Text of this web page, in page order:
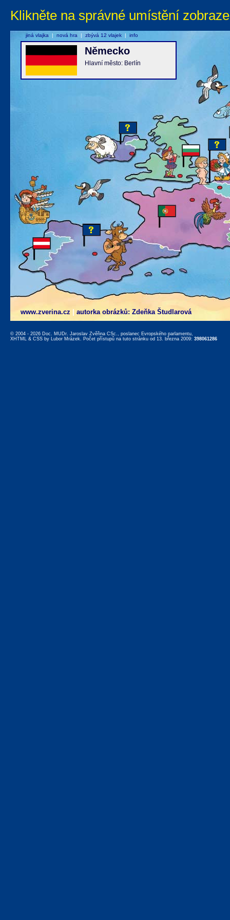
Klikněte na správné umístění
www.zverina.cz autorka obrázků: Zdeňka Študlarová
Německo
Hlavní město: Berlín
jiná vlajka | nová hra | zbývá 12 vlajek | info
© 2004 - 2026 Doc. MUDr. Jaroslav Zvěřina CSc., poslanec Evropského parlamentu,
XHTML & CSS by Lubor Mrázek. Počet přístupů na tuto stránku od 13. března 2009: 398061286